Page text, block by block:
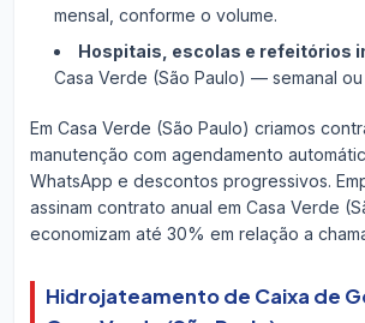
mensal, conforme o volume.
Hospitais, escolas e refeitórios
Casa Verde (São Paulo) — semanal
Em Casa Verde (São Paulo) criamos
manutenção com agendamento
WhatsApp e descontos progressivos.
assinam contrato anual em Casa Verde
economizam até 30% em relação a
Hidrojateamento de Caixa de